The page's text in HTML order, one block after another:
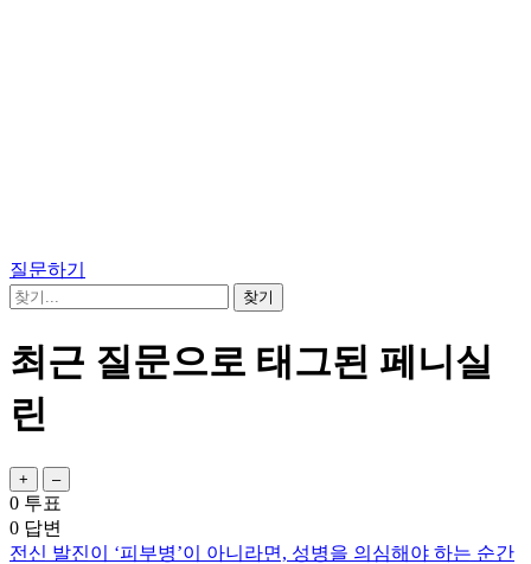
질문하기
최근 질문으로 태그된 페니실
린
0 투표
0 답변
전신 발진이 ‘피부병’이 아니라면, 성병을 의심해야 하는 순간